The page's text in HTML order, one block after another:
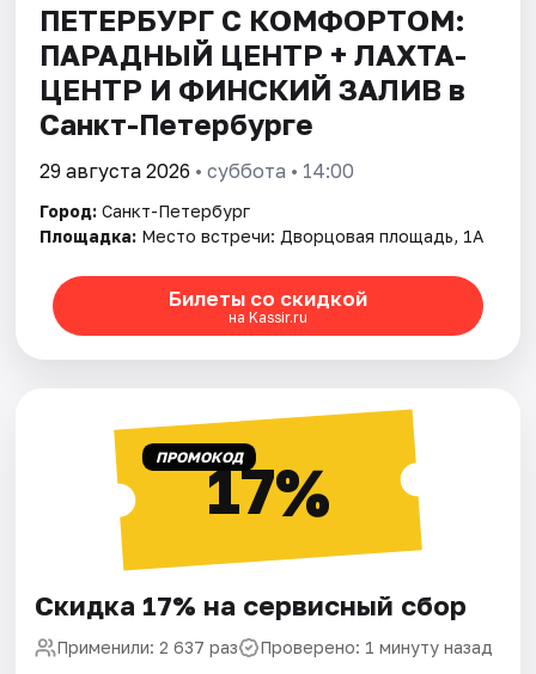
ПЕТЕРБУРГ С КОМФОРТОМ:
ПАРАДНЫЙ ЦЕНТР + ЛАХТА-
ЦЕНТР И ФИНСКИЙ ЗАЛИВ в
Санкт-Петербурге
29 августа 2026 • суббота • 14:00
Город: Санкт-Петербург
Площадка: Место встречи: Дворцовая площадь, 1А
Билеты со скидкой
на Kassir.ru
ПРОМОКОД17%
Скидка 17% на сервисный сбор
Применили: 2 637 раз Проверено: 1 минуту назад